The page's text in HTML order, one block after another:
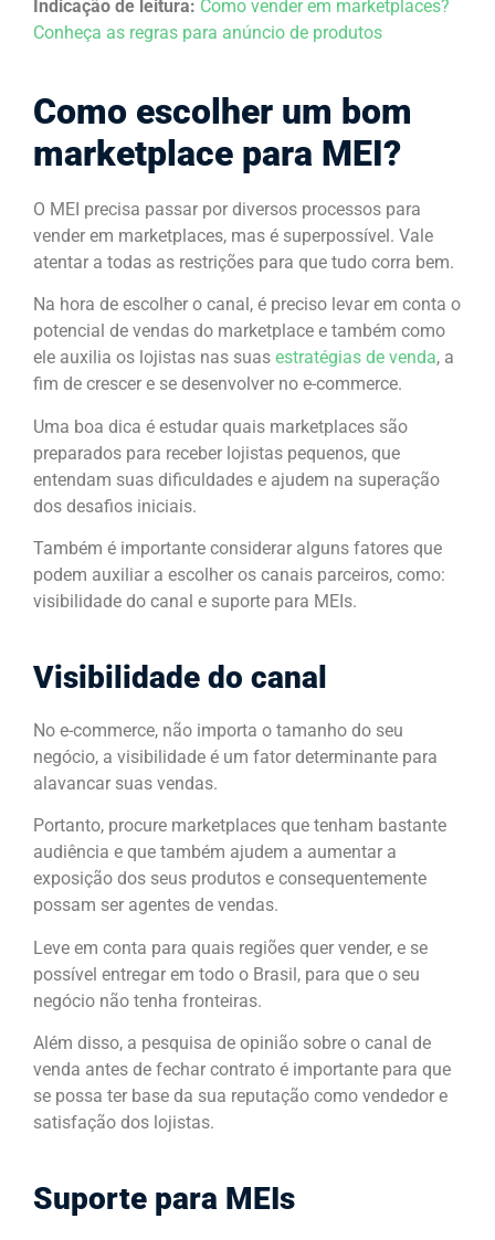
Indicação de leitura: Como vender em marketplaces?
Conheça as regras para anúncio de produtos
Como escolher um bom
marketplace para MEI?
O MEI precisa passar por diversos processos para
vender em marketplaces, mas é superpossível. Vale
atentar a todas as restrições para que tudo corra bem.
Na hora de escolher o canal, é preciso levar em conta o
potencial de vendas do marketplace e também como
ele auxilia os lojistas nas suas estratégias de venda, a
fim de crescer e se desenvolver no e-commerce.
Uma boa dica é estudar quais marketplaces são
preparados para receber lojistas pequenos, que
entendam suas dificuldades e ajudem na superação
dos desafios iniciais.
Também é importante considerar alguns fatores que
podem auxiliar a escolher os canais parceiros, como:
visibilidade do canal e suporte para MEIs.
Visibilidade do canal
No e-commerce, não importa o tamanho do seu
negócio, a visibilidade é um fator determinante para
alavancar suas vendas.
Portanto, procure marketplaces que tenham bastante
audiência e que também ajudem a aumentar a
exposição dos seus produtos e consequentemente
possam ser agentes de vendas.
Leve em conta para quais regiões quer vender, e se
possível entregar em todo o Brasil, para que o seu
negócio não tenha fronteiras.
Além disso, a pesquisa de opinião sobre o canal de
venda antes de fechar contrato é importante para que
se possa ter base da sua reputação como vendedor e
satisfação dos lojistas.
Suporte para MEIs